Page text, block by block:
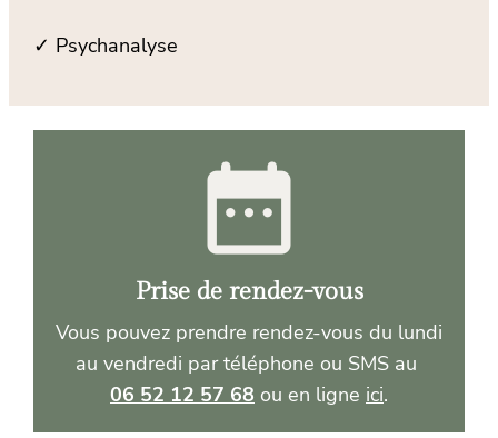
✓ Psychanalyse
date_range
Prise de rendez-vous
Vous pouvez prendre rendez-vous du lundi
06 52 12 57 68 ou en ligne ici.